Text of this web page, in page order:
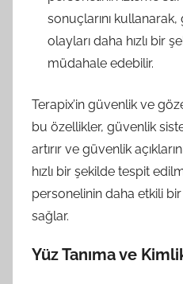
sonuçlarını
olayları daha hızlı bir
müdahale edebilir.
Terapix’in güvenlik ve
bu özellikler, güvenlik
artırır ve güvenlik
hızlı bir şekilde tespit
personelinin daha etkili
sağlar.
Yüz Tanıma ve